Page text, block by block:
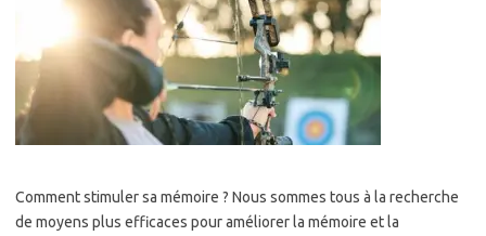
Comment stimuler sa mémoire ? Nous sommes tous à la recherche
de moyens plus efficaces pour améliorer la mémoire et la